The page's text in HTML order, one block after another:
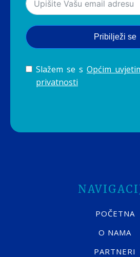
Pribilježi se
Slažem se s Općim
privatnosti
POČETNA
O NAMA
PARTNERI